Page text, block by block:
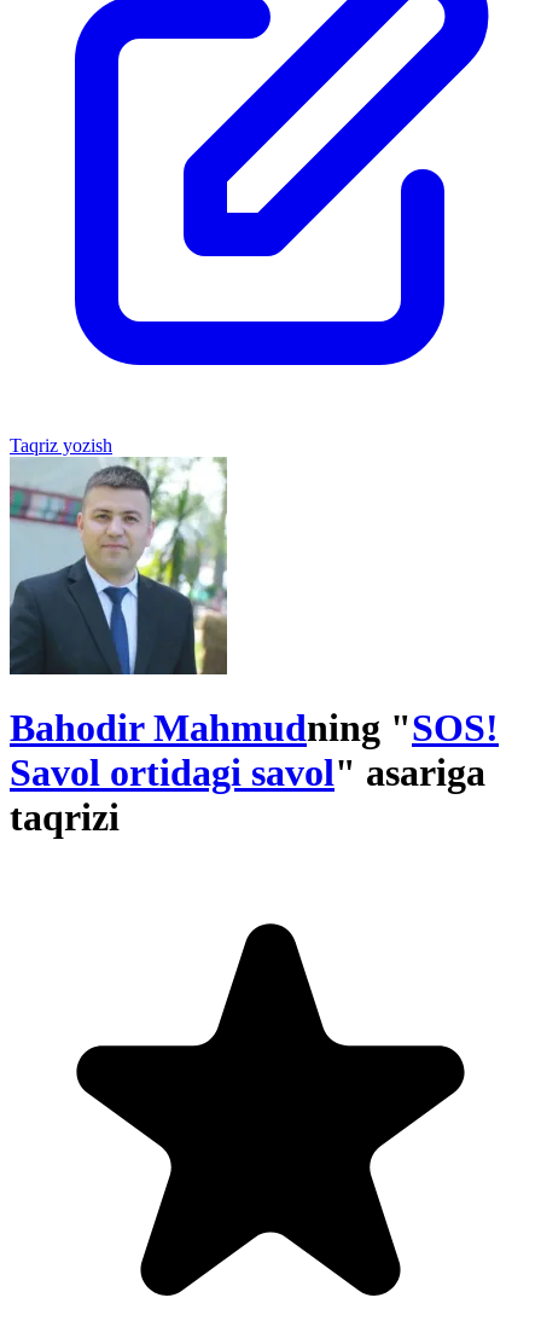
Taqriz yozish
Bahodir Mahmudning "SOS!
Savol ortidagi savol" asariga
taqrizi